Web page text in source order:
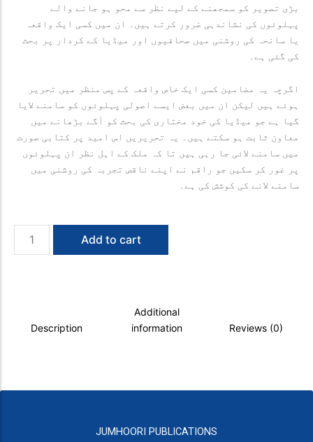
بڑی تصویر کو سمجھنے کے لیے نظر سے محو ہو جانے والے
پہلوئوں کی نشاندہی ضرور کرتے ہیں۔ ان میں کسی ایک واقعہ
یا سانحہ کی روشنی میں صحافیوں اور میڈیا کے کردار پر بحث
کی گئی ہے۔
اگرچہ یہ مضامین کسی ایک خاص واقعہ کے پس منظر میں تحریر
ہوئے ہیں لیکن ان میں بعض ایسے اصولی پہلوئوں کو سامنے لایا
گیا ہے جو میڈیا کی خود مختاری کی بحث کو آگے بڑھانے میں
معاون ثابت ہو سکتے ہیں۔ یہ تحریریں اس امید پر کتابی صورت
میں سامنے لائی جا رہی ہیں تا کہ ملک کے اہل نظر ان پہلوئوں
پر غور کر سکیں جو راقم نے اپنے ناقص تجربہ کی روشنی میں
سامنے لانے کی کوشش کی ہے۔
Barsar-
e-
Add to cart
Description
Additional
information
Reviews (0)
JUMHOORI PUBLICATIONS